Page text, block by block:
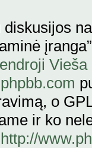
diskusijos
o
ir ko
http://